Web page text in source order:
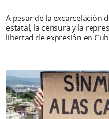
A pesar de la excarcelación
estatal, la censura y la
libertad de expresión en